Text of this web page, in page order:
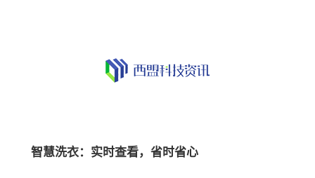
智慧洗衣：实时查看，省时省心